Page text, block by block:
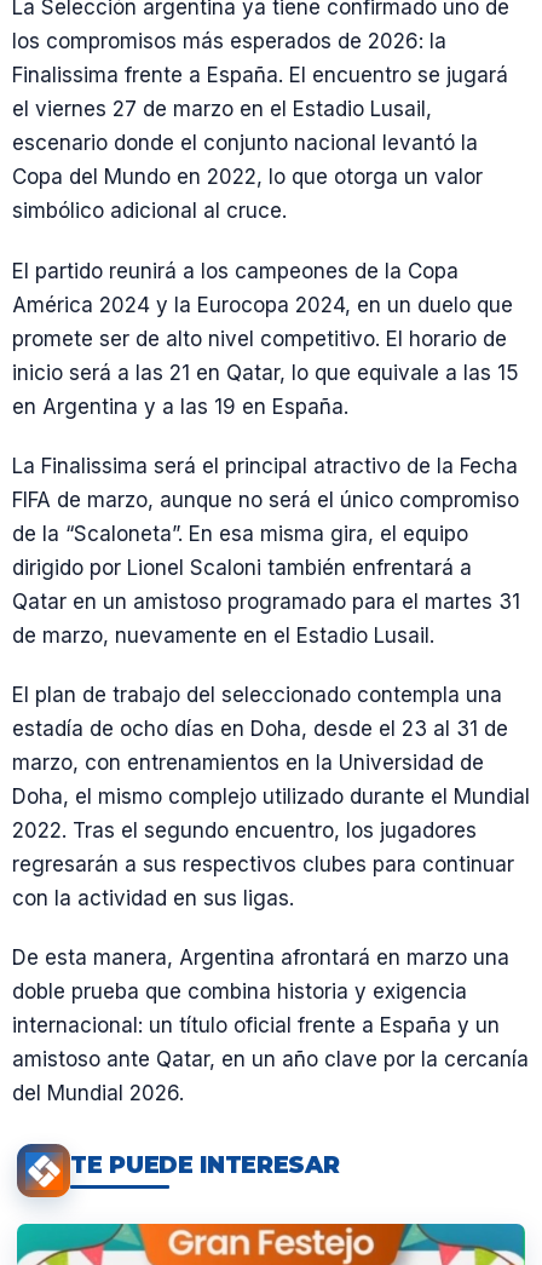
La Selección argentina ya tiene confirmado uno de
los compromisos más esperados de 2026: la
Finalissima frente a España. El encuentro se jugará
el viernes 27 de marzo en el Estadio Lusail,
escenario donde el conjunto nacional levantó la
Copa del Mundo en 2022, lo que otorga un valor
simbólico adicional al cruce.
El partido reunirá a los campeones de la Copa
América 2024 y la Eurocopa 2024, en un duelo que
promete ser de alto nivel competitivo. El horario de
inicio será a las 21 en Qatar, lo que equivale a las 15
en Argentina y a las 19 en España.
La Finalissima será el principal atractivo de la Fecha
FIFA de marzo, aunque no será el único compromiso
de la “Scaloneta”. En esa misma gira, el equipo
dirigido por Lionel Scaloni también enfrentará a
Qatar en un amistoso programado para el martes 31
de marzo, nuevamente en el Estadio Lusail.
El plan de trabajo del seleccionado contempla una
estadía de ocho días en Doha, desde el 23 al 31 de
marzo, con entrenamientos en la Universidad de
Doha, el mismo complejo utilizado durante el Mundial
2022. Tras el segundo encuentro, los jugadores
regresarán a sus respectivos clubes para continuar
con la actividad en sus ligas.
De esta manera, Argentina afrontará en marzo una
doble prueba que combina historia y exigencia
internacional: un título oficial frente a España y un
amistoso ante Qatar, en un año clave por la cercanía
del Mundial 2026.
TE PUEDE INTERESAR